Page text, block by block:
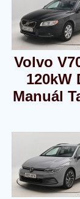
Volvo
120kW
Manuál